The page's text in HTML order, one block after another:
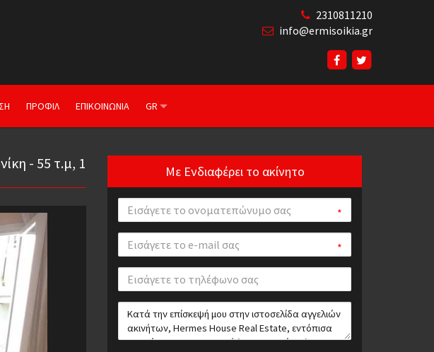
2310811210
info@ermisoikia.gr
ΠΡΟΦΙΛ ΕΠΙΚΟΙΝΩΝΙΑ GR
- 55 τ.μ, 1
Με Ενδιαφέρει το ακίνητο
*
*